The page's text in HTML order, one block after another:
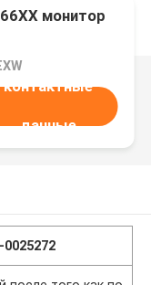
монитор
контактные
данные
0025272